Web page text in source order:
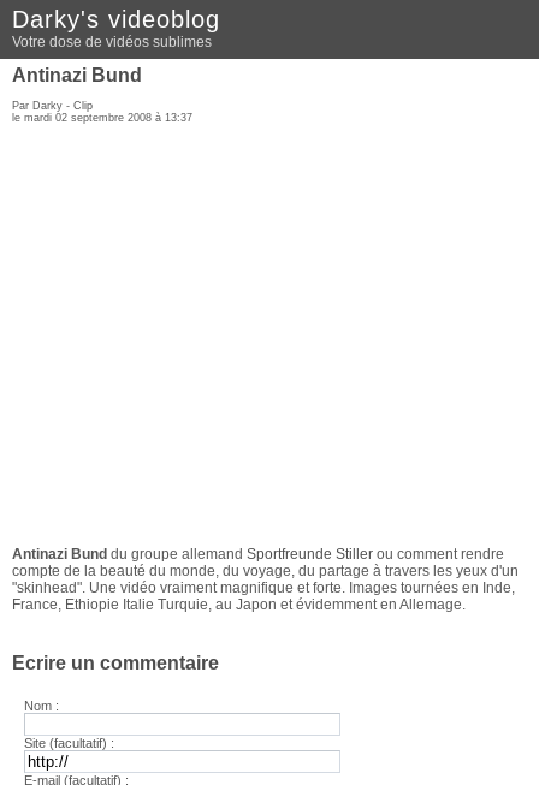
Darky's videoblog
Votre dose de vidéos sublimes
Antinazi Bund
Par Darky - Clip
le mardi 02 septembre 2008 à 13:37
Antinazi Bund du groupe allemand Sportfreunde Stiller ou comment rendre
compte de la beauté du monde, du voyage, du partage à travers les yeux d'un
"skinhead". Une vidéo vraiment magnifique et forte. Images tournées en Inde,
France, Ethiopie Italie Turquie, au Japon et évidemment en Allemage.
Ecrire un commentaire
Nom :
Site (facultatif) :
E-mail (facultatif) :